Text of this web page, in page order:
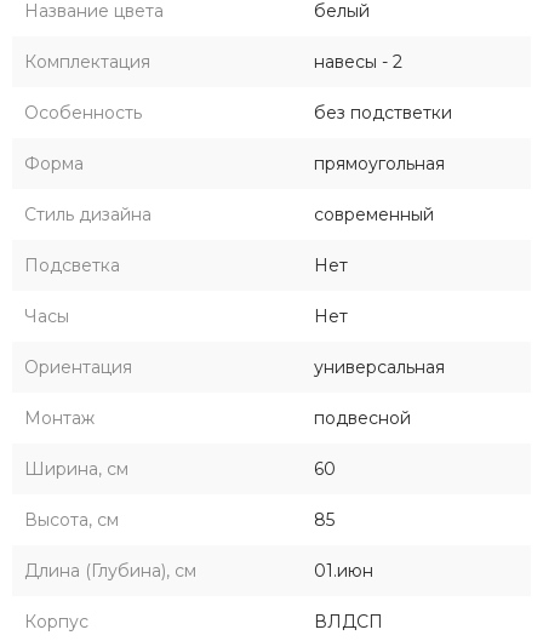
Название цвета белый
Комплектация навесы - 2
Особенность без подстветки
Форма прямоугольная
Стиль дизайна современный
Подсветка Нет
Часы Нет
Ориентация универсальная
Монтаж подвесной
Ширина, см 60
Высота, см 85
Длина (Глубина), см 01.июн
Корпус ВЛДСП